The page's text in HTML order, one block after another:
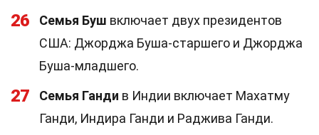
26 Семья Буш включает двух президентов
США: Джорджа Буша-старшего и Джорджа
Буша-младшего.
27 Семья Ганди в Индии включает Махатму
Ганди, Индира Ганди и Раджива Ганди.